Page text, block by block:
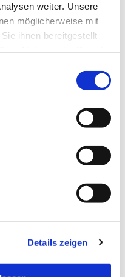
weiter. Unsere
möglicherweise mit
ihnen bereitgestellt
Details zeigen
auch